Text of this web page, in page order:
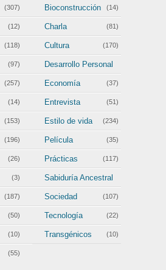
(307) Bioconstrucción (14)
(12) Charla (81)
(118) Cultura (170)
(97) Desarrollo Personal
(202)
(257) Economía (37)
(14) Entrevista (51)
(153) Estilo de vida (234)
(196) Película (35)
(26) Prácticas (117)
(3) Sabiduría Ancestral
(111)
(187) Sociedad (107)
(50) Tecnología (22)
(10) Transgénicos (10)
(55)